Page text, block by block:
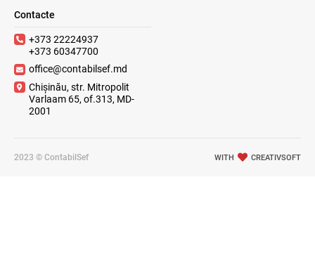
Contacte
+373 22224937
+373 60347700
office@contabilsef.md
Chișinău, str. Mitropolit
Varlaam 65, of.313, MD-
2001
2023 © ContabilSef WITH CREATIVSOFT